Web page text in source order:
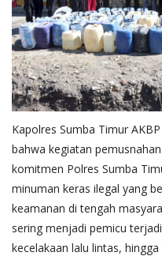
Kapolres Sumba Timur
bahwa kegiatan
komitmen Polres Sumba
minuman keras ilegal yang
keamanan di tengah
sering menjadi pemicu
kecelakaan lalu lintas,